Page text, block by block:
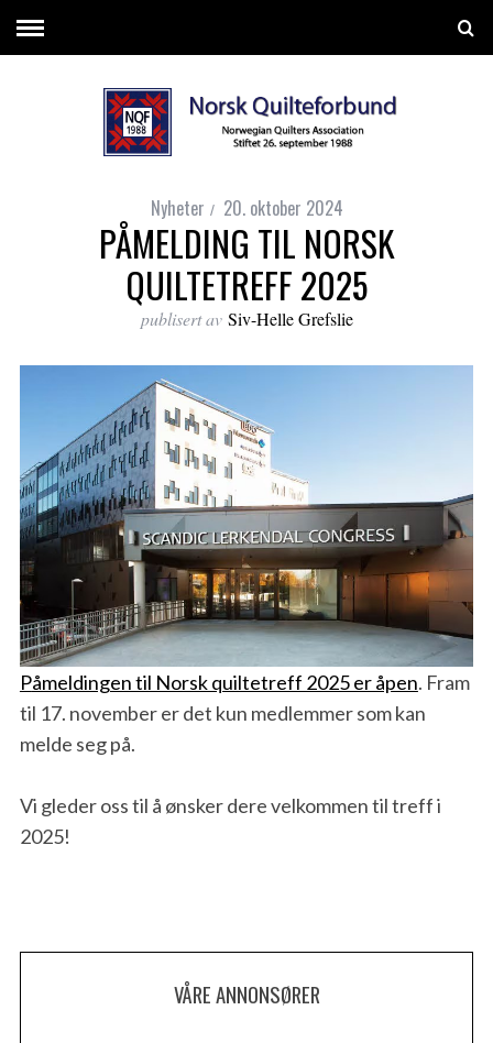
Nyheter 20. oktober 2024
PÅMELDING TIL NORSK
QUILTETREFF 2025
publisert av Siv-Helle Grefslie
Påmeldingen til Norsk quiltetreff 2025 er åpen. Fram
til 17. november er det kun medlemmer som kan
melde seg på.
Vi gleder oss til å ønsker dere velkommen til treff i
2025!
VÅRE ANNONSØRER